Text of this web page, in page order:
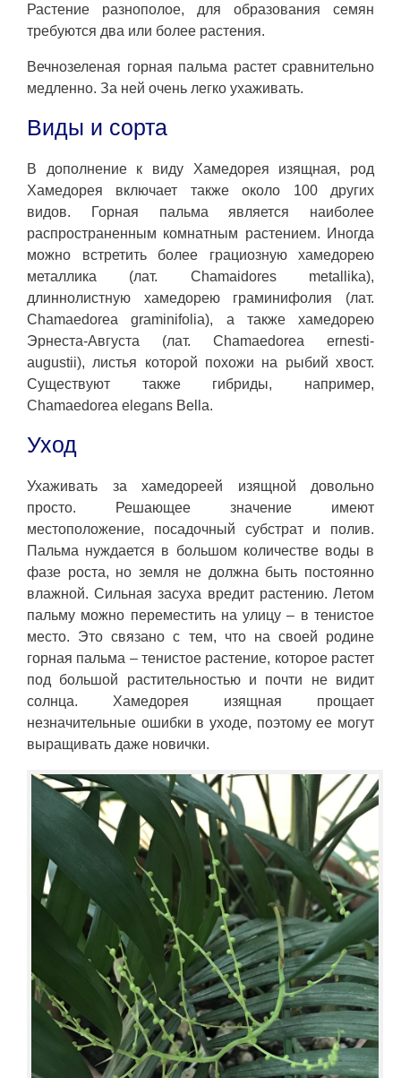
Растение разнополое, для образования семян
требуются два или более растения.
Вечнозеленая горная пальма растет сравнительно
медленно. За ней очень легко ухаживать.
Виды и сорта
В дополнение к виду Хамедорея изящная, род
Хамедорея включает также около 100 других
видов. Горная пальма является наиболее
распространенным комнатным растением. Иногда
можно встретить более грациозную хамедорею
металлика (лат. Chamaidores metallika),
длиннолистную хамедорею граминифолия (лат.
Chamaedorea graminifolia), а также хамедорею
Эрнеста-Августа (лат. Chamaedorea ernesti-
augustii), листья которой похожи на рыбий хвост.
Существуют также гибриды, например,
Chamaedorea elegans Bella.
Уход
Ухаживать за хамедореей изящной довольно
просто. Решающее значение имеют
местоположение, посадочный субстрат и полив.
Пальма нуждается в большом количестве воды в
фазе роста, но земля не должна быть постоянно
влажной. Сильная засуха вредит растению. Летом
пальму можно переместить на улицу – в тенистое
место. Это связано с тем, что на своей родине
горная пальма – тенистое растение, которое растет
под большой растительностью и почти не видит
солнца. Хамедорея изящная прощает
незначительные ошибки в уходе, поэтому ее могут
выращивать даже новички.